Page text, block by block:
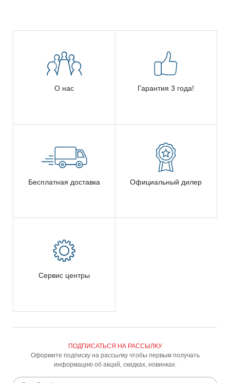
О нас Гарантия 3 года!
Бесплатная доставка Официальный дилер
Сервис центры
ПОДПИСАТЬСЯ НА РАССЫЛКУ
Оформите подписку на рассылку чтобы первым получать
информацию об акций, скидках, новинках.